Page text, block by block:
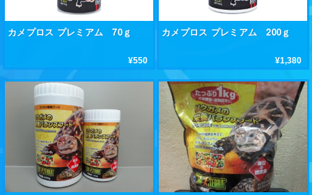
カメプロス プレミアム 70ｇ
¥550
カメプロス プレミアム 200ｇ
¥1,380